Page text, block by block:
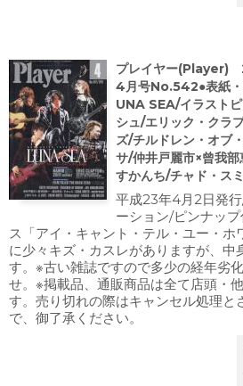
プレイヤー(Player)
4月号No.542●表紙
UNA SEA/イラスト
シュ/エリック・クラ
ズ/チルドレン・オブ
サ/仲井戸麗市×曾我
すかんち/チャド・ス
平成23年4月2日発
ーション/ピンナッ
ス「アイ・キャント・テル・ユー・ホ
に少々キズ・カスレがありますが、中
す。※古い雑誌ですので多少の経年劣
せ。※掲載品、通販商品は全て店頭・
す。売り切れの際はキャンセル処理と
で、御了承ください。